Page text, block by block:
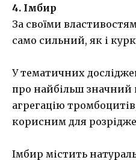
4. Імбир
За своїми
само сильний, як і
У тематичних
про найбільш значний
агрегацію
корисним для
Імбир містить